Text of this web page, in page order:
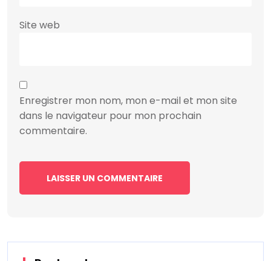
Site web
Enregistrer mon nom, mon e-mail et mon site
dans le navigateur pour mon prochain
commentaire.